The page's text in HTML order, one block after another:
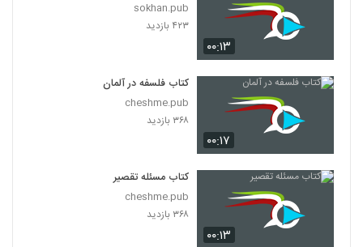
۰۰:۱۳
sokhan.pub
۴۲۳ بازدید
۰۰:۱۷
کتاب فلسفه در آلمان
cheshme.pub
۳۶۸ بازدید
۰۰:۱۳
کتاب مسئله تقصیر
cheshme.pub
۳۶۸ بازدید